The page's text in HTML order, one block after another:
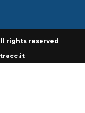
rights reserved